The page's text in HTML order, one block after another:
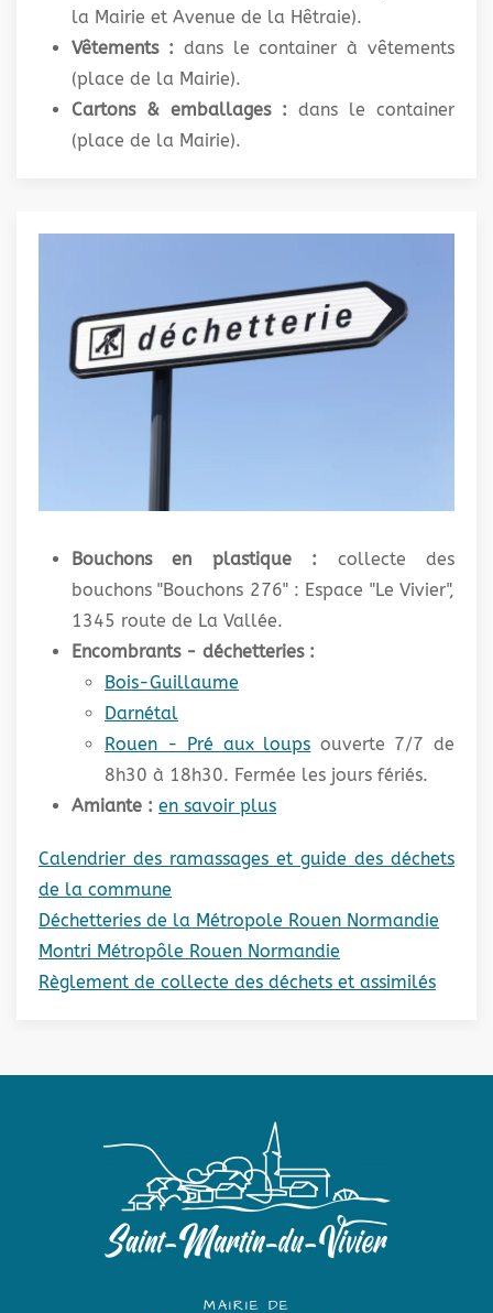
la Mairie et Avenue de la Hêtraie).
Vêtements : dans le container à vêtements
(place de la Mairie).
Cartons & emballages : dans le container
(place de la Mairie).
Bouchons en plastique : collecte des
bouchons "Bouchons 276" : Espace "Le Vivier",
1345 route de La Vallée.
Encombrants - déchetteries :
Bois-Guillaume
Darnétal
Rouen - Pré aux loups ouverte 7/7 de
8h30 à 18h30. Fermée les jours fériés.
Amiante : en savoir plus
Calendrier des ramassages et guide des déchets
de la commune
Déchetteries de la Métropole Rouen Normandie
Montri Métropôle Rouen Normandie
Règlement de collecte des déchets et assimilés
MAIRIE DE